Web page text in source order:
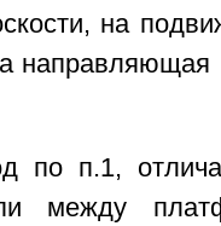
на
направляющая
по п.1,
между